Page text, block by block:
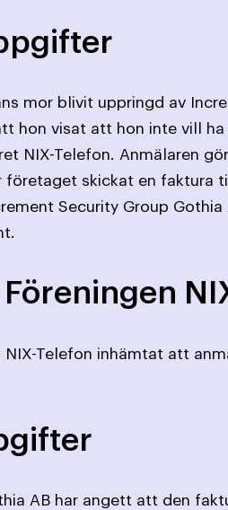
mor blivit uppringd av
hon visat att hon inte vill
NIX-Telefon. Anmälaren
skickat en faktura
Security Group
NIX-Telefon inhämtat att
AB har angett att den